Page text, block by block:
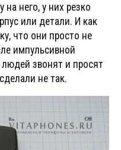
на него, у них резко
или детали. И как
что они просто не
импульсивной
людей звонят и просят
не так.